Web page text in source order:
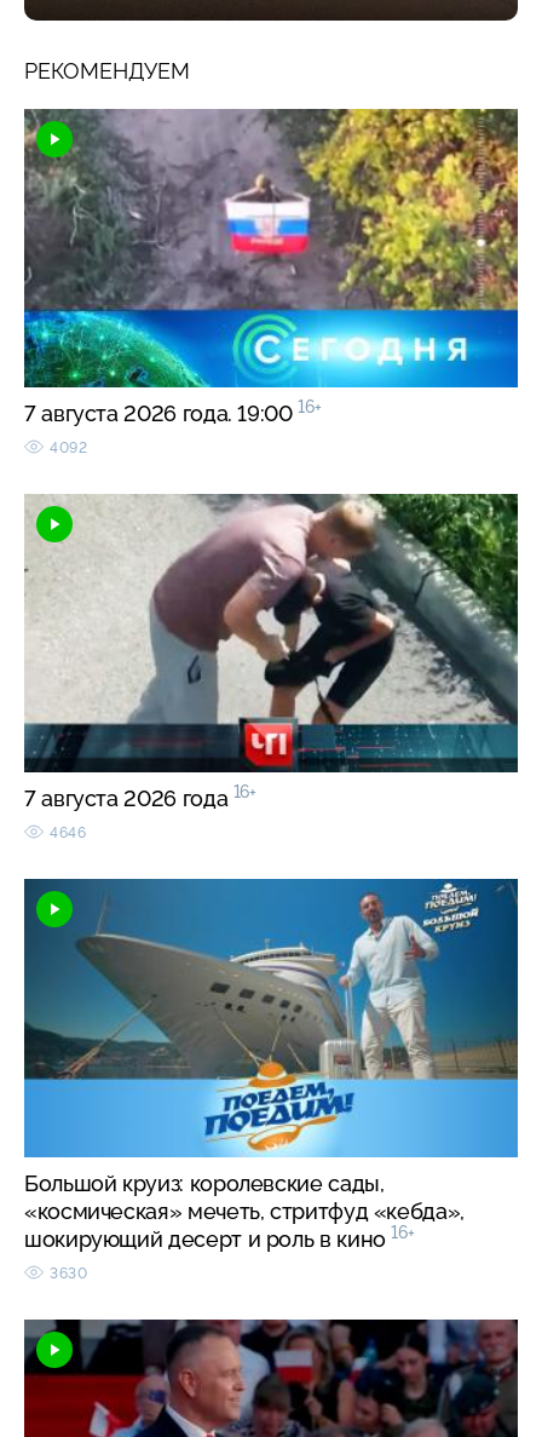
РЕКОМЕНДУЕМ
7 августа 2026 года. 19:00 16+
4092
7 августа 2026 года 16+
4646
Большой круиз: королевские сады,
«космическая» мечеть, стритфуд «кебда»,
шокирующий десерт и роль в кино 16+
3630